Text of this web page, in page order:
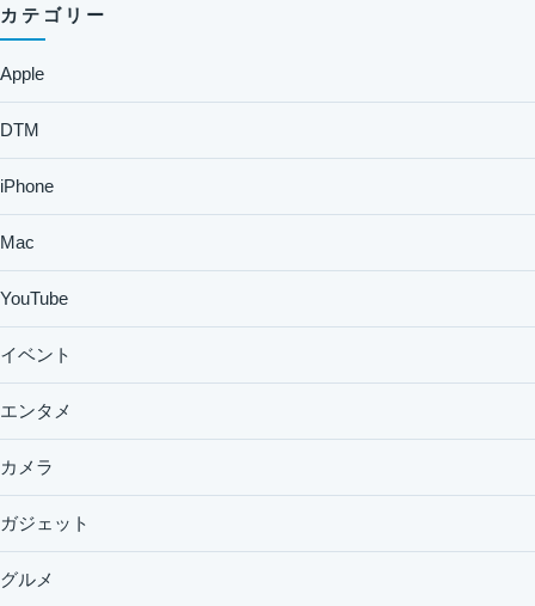
カテゴリー
Apple
DTM
iPhone
Mac
YouTube
イベント
エンタメ
カメラ
ガジェット
グルメ